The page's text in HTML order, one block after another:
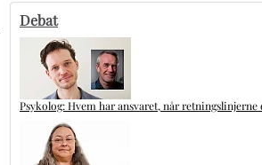
Debat
Psykolog: Hvem har ansvaret, når retningslinjerne